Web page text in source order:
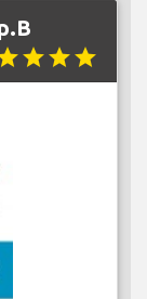
starstarstar